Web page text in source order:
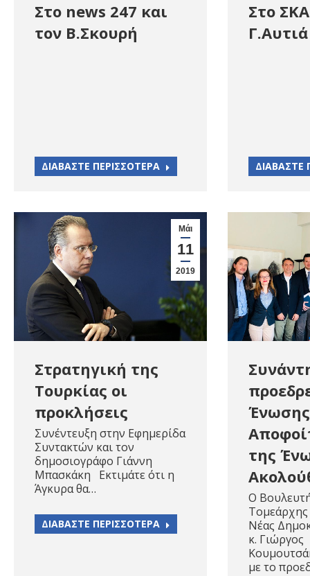
Στο news 247 και
τον Β.Σκουρή
ΔΙΑΒΑΣΤΕ ΠΕΡΙΣΣΟΤΕΡΑ
Στο
Γ.Αυτιά
ΔΙΑΒΑΣΤΕ
Μάι
11
2019
Στρατηγική της
Τουρκίας οι
προκλήσεις
Συνέντευξη στην Εφημερίδα
Συντακτών και τον
δημοσιογράφο Γιάννη
Μπασκάκη Εκτιμάτε ότι η
Άγκυρα θα…
ΔΙΑΒΑΣΤΕ ΠΕΡΙΣΣΟΤΕΡΑ
Ένωσης
της
Ο
Νέας
κ. Γιώργος
με το